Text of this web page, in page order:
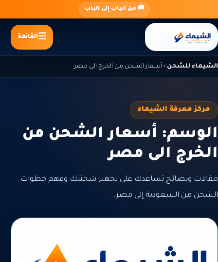
المحتوى
🚚 من الباب إلى الباب
القائمة
الشيماء للشحن › أسعار الشحن من الخرج الى مصر
مركز معرفة الشيماء
الوسم: أسعار الشحن من
الخرج الى مصر
مقالات ونصائح تساعدك على تجهيز شحنتك وفهم خطوات
الشحن من السعودية إلى مصر.